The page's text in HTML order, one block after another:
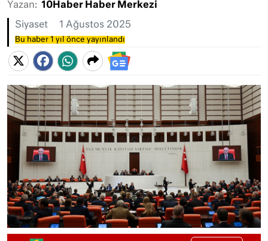
Yazan: 10Haber Haber Merkezi
Siyaset 1 Ağustos 2025
Bu haber 1 yıl önce yayınlandı